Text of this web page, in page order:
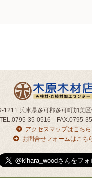
1211 兵庫県多可郡多可町加美
TEL.0795-35-0516 FAX.0795-
アクセスマップはこちら
お問合せフォームはこち